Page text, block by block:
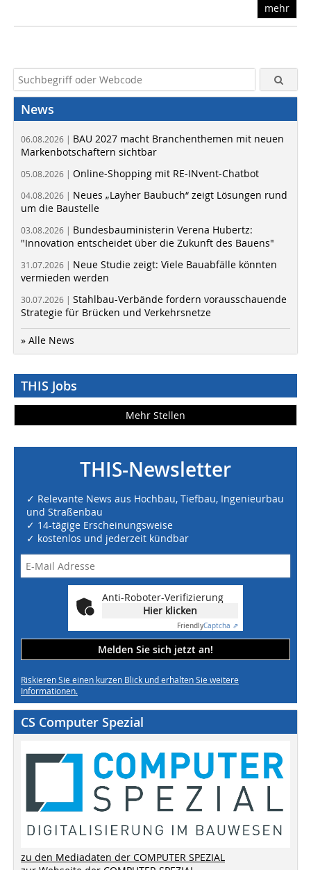
mehr
News
06.08.2026 | BAU 2027 macht Branchenthemen mit neuen
Markenbotschaftern sichtbar
05.08.2026 | Online-Shopping mit RE-INvent-Chatbot
04.08.2026 | Neues „Layher Baubuch“ zeigt Lösungen rund
um die Baustelle
03.08.2026 | Bundesbauministerin Verena Hubertz:
"Innovation entscheidet über die Zukunft des Bauens"
31.07.2026 | Neue Studie zeigt: Viele Bauabfälle könnten
vermieden werden
30.07.2026 | Stahlbau-Verbände fordern vorausschauende
Strategie für Brücken und Verkehrsnetze
» Alle News
THIS Jobs
Mehr Stellen
THIS-Newsletter
✓ Relevante News aus Hochbau, Tiefbau, Ingenieurbau
und Straßenbau
✓ 14-tägige Erscheinungsweise
✓ kostenlos und jederzeit kündbar
Anti-Roboter-Verifizierung
Hier klicken
FriendlyCaptcha ⇗
Melden Sie sich jetzt an!
Riskieren Sie einen kurzen Blick und erhalten Sie weitere
Informationen.
CS Computer Spezial
zu den Mediadaten der COMPUTER SPEZIAL